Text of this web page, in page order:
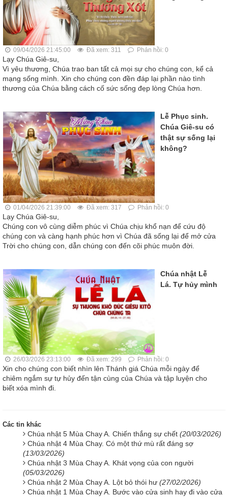
09/04/2026 21:45:00 Đã xem: 311 Phản hồi: 0
Lạy Chúa Giê-su,
Vì yêu thương, Chúa trao ban tất cả mọi sự cho chúng con, kể cả
mạng sống mình. Xin cho chúng con đền đáp lại phần nào tình
thương của Chúa bằng cách cố sức sống đẹp lòng Chúa hơn.
Lễ Phục sinh.
Chúa Giê-su có
thật sự sống lại
không?
01/04/2026 21:39:00 Đã xem: 317 Phản hồi: 0
Lạy Chúa Giê-su,
Chúng con vô cùng diễm phúc vì Chúa chịu khổ nạn để cứu độ
chúng con và càng hạnh phúc hơn vì Chúa đã sống lại để mở cửa
Trời cho chúng con, dẫn chúng con đến cõi phúc muôn đời.
Chúa nhật Lễ
Lá. Tự hủy mình
26/03/2026 23:13:00 Đã xem: 299 Phản hồi: 0
Xin cho chúng con biết nhìn lên Thánh giá Chúa mỗi ngày để
chiêm ngắm sự tự hủy đến tận cùng của Chúa và tập luyện cho
biết xóa mình đi.
Các tin khác
Chúa nhật 5 Mùa Chay A. Chiến thắng sự chết (20/03/2026)
Chúa nhật 4 Mùa Chay. Có một thứ mù rất đáng sợ
(13/03/2026)
Chúa nhật 3 Mùa Chay A. Khát vọng của con người
(05/03/2026)
Chúa nhật 2 Mùa Chay A. Lột bỏ thói hư (27/02/2026)
Chúa nhật 1 Mùa Chay A. Bước vào cửa sinh hay đi vào cửa